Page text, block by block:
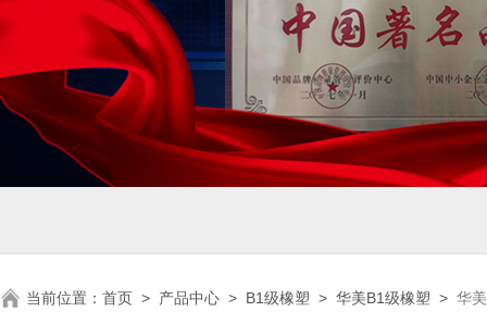
当前位置： 首页 > 产品中心 > B1级橡塑 > 华美B1级橡塑 > 华